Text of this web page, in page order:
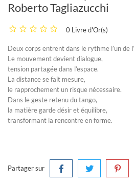
Roberto Tagliazucchi
0 Livre d'Or(s)
Deux corps entrent dans le rythme l’un de
Le mouvement devient dialogue,
tension partagée dans l’espace.
La distance se fait mesure,
le rapprochement un risque nécessaire.
Dans le geste retenu du tango,
la matière garde désir et équilibre,
transformant la rencontre en forme.
Partager sur